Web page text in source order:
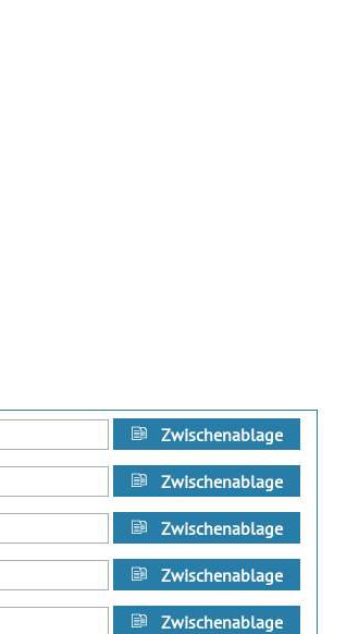
Zwischenablage
Zwischenablage
Zwischenablage
Zwischenablage
Zwischenablage